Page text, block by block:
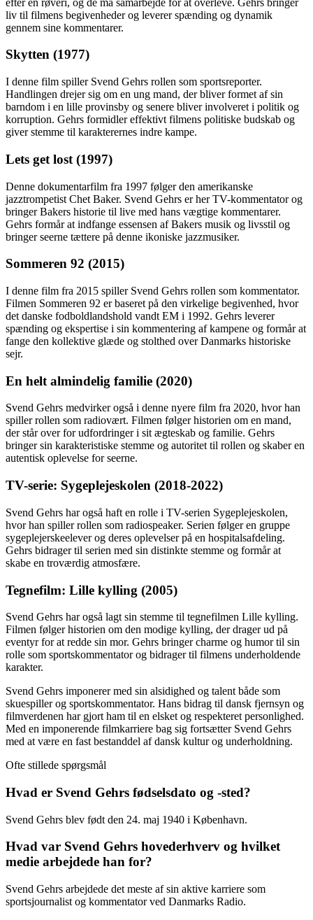
liv til filmens begivenheder og leverer spænding og dynamik
gennem sine kommentarer.
Skytten (1977)
I denne film spiller Svend Gehrs rollen som sportsreporter.
Handlingen drejer sig om en ung mand, der bliver formet af sin
barndom i en lille provinsby og senere bliver involveret i politik og
korruption. Gehrs formidler effektivt filmens politiske budskab og
giver stemme til karakterernes indre kampe.
Lets get lost (1997)
Denne dokumentarfilm fra 1997 følger den amerikanske
jazztrompetist Chet Baker. Svend Gehrs er her TV-kommentator og
bringer Bakers historie til live med hans vægtige kommentarer.
Gehrs formår at indfange essensen af ​​Bakers musik og livsstil og
bringer seerne tættere på denne ikoniske jazzmusiker.
Sommeren 92 (2015)
I denne film fra 2015 spiller Svend Gehrs rollen som kommentator.
Filmen Sommeren 92 er baseret på den virkelige begivenhed, hvor
det danske fodboldlandshold vandt EM i 1992. Gehrs leverer
spænding og ekspertise i sin kommentering af kampene og formår at
fange den kollektive glæde og stolthed over Danmarks historiske
sejr.
En helt almindelig familie (2020)
Svend Gehrs medvirker også i denne nyere film fra 2020, hvor han
spiller rollen som radiovært. Filmen følger historien om en mand,
der står over for udfordringer i sit ægteskab og familie. Gehrs
bringer sin karakteristiske stemme og autoritet til rollen og skaber en
autentisk oplevelse for seerne.
TV-serie: Sygeplejeskolen (2018-2022)
Svend Gehrs har også haft en rolle i TV-serien Sygeplejeskolen,
hvor han spiller rollen som radiospeaker. Serien følger en gruppe
sygeplejerskeelever og deres oplevelser på en hospitalsafdeling.
Gehrs bidrager til serien med sin distinkte stemme og formår at
skabe en troværdig atmosfære.
Tegnefilm: Lille kylling (2005)
Svend Gehrs har også lagt sin stemme til tegnefilmen Lille kylling.
Filmen følger historien om den modige kylling, der drager ud på
eventyr for at redde sin mor. Gehrs bringer charme og humor til sin
rolle som sportskommentator og bidrager til filmens underholdende
karakter.
Svend Gehrs imponerer med sin alsidighed og talent både som
skuespiller og sportskommentator. Hans bidrag til dansk fjernsyn og
filmverdenen har gjort ham til en elsket og respekteret personlighed.
Med en imponerende filmkarriere bag sig fortsætter Svend Gehrs
med at være en fast bestanddel af dansk kultur og underholdning.
Ofte stillede spørgsmål
Hvad er Svend Gehrs fødselsdato og -sted?
Svend Gehrs blev født den 24. maj 1940 i København.
Hvad var Svend Gehrs hovederhverv og hvilket
medie arbejdede han for?
Svend Gehrs arbejdede det meste af sin aktive karriere som
sportsjournalist og kommentator ved Danmarks Radio.